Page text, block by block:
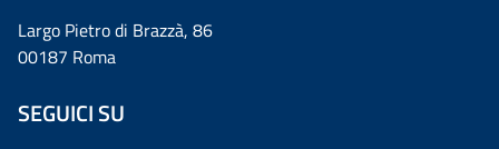
Largo Pietro di Brazzà, 86
00187 Roma
SEGUICI SU